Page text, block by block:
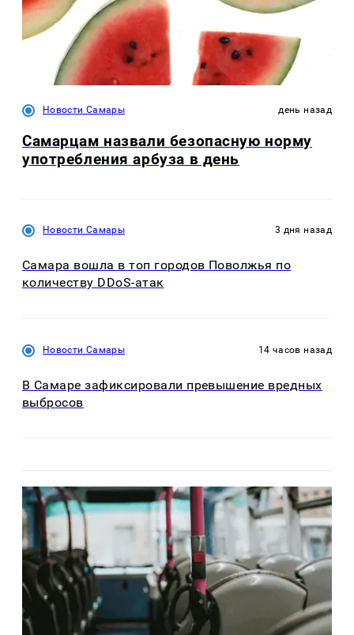
Новости Самары день назад
Самарцам назвали безопасную норму
употребления арбуза в день
Новости Самары 3 дня назад
Самара вошла в топ городов Поволжья по
количеству DDoS-атак
Новости Самары 14 часов назад
В Самаре зафиксировали превышение вредных
выбросов